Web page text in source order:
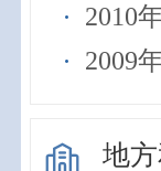
2010
2009
地